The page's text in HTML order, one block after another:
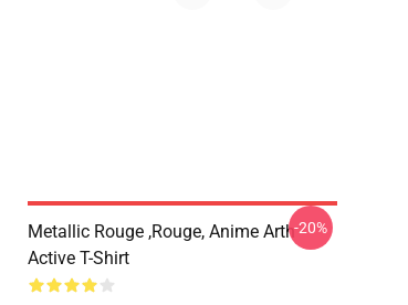
Metallic Rouge ,rouge, Anime Arth
Active T-Shirt
-20%